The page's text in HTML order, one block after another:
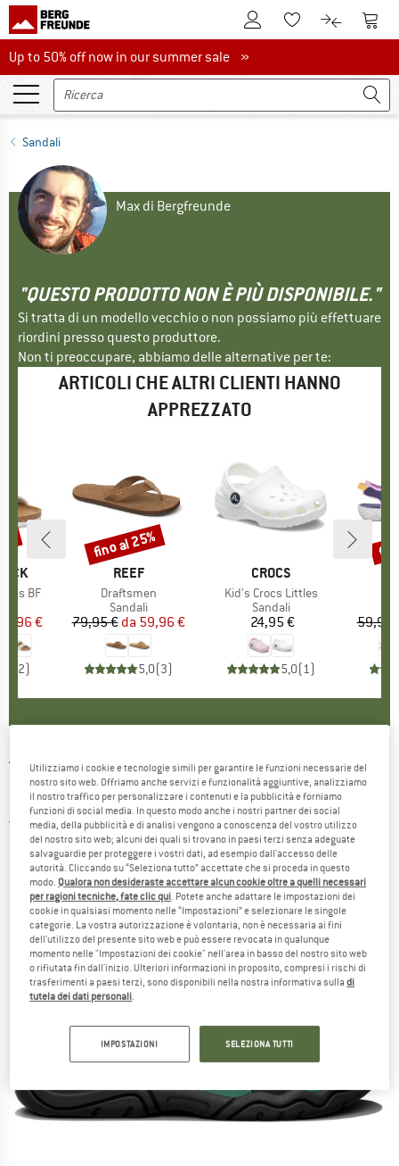
Al conto clienteAlla lista
Al Al
Up to 50% off now in our summer sale
Up to 50% off now in our summer sale »
Sandali
Max di Bergfreunde
"QUESTO PRODOTTO NON È PIÙ DISPONIBILE."
Si tratta di un modello vecchio o non possiamo più effettuare
riordini presso questo produttore.
Non ti preoccupare, abbiamo delle alternative per te:
ARTICOLI CHE ALTRI CLIENTI HANNO
APPREZZATO
BF
ridotto
€
2)
MARCHIO
REEF
Articolo
Draftsmen
Gruppo di prodotti
Sandali
Prezzo
79,95 € Prezzo ridotto
da 59,96 €
5,0(3)
Sconto
fino al 25%
MARCHIO
CROCS
Articolo
Kid's Crocs Littles
Gruppo di prodotti
Sandali
Prezzo
24,95 €
5,0(1)
59,95
TIMBERLAND -Kid's Adventure Seeker 2-
Strap Sandal - Sandali
5,0(1)
Utilizziamo i cookie e tecnologie simili per garantire le funzioni necessarie del
nostro sito web. Offriamo anche servizi e funzionalità aggiuntive, analizziamo
il nostro traffico per personalizzare i contenuti e la pubblicità e forniamo
funzioni di social media. In questo modo anche i nostri partner dei social
media, della pubblicità e di analisi vengono a conoscenza del vostro utilizzo
del nostro sito web; alcuni dei quali si trovano in paesi terzi senza adeguate
salvaguardie per proteggere i vostri dati, ad esempio dall'accesso delle
autorità. Cliccando su “Seleziona tutto” accettate che si proceda in questo
modo. Qualora non desideraste accettare alcun cookie oltre a quelli necessari
per ragioni tecniche, fate clic qui. Potete anche adattare le impostazioni dei
cookie in qualsiasi momento nelle “Impostazioni” e selezionare le singole
categorie. La vostra autorizzazione è volontaria, non è necessaria ai fini
dell'utilizzo del presente sito web e può essere revocata in qualunque
momento nelle "Impostazioni dei cookie" nell'area in basso del nostro sito web
o rifiutata fin dall'inizio. Ulteriori informazioni in proposito, compresi i rischi di
trasferimenti a paesi terzi, sono disponibili nella nostra informativa sulladi
tutela dei dati personali.
IMPOSTAZIONI SELEZIONA TUTTI